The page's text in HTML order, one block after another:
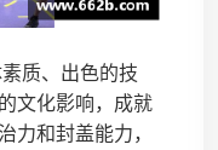
质、出色的技
文化影响，成就
力和封盖能力，